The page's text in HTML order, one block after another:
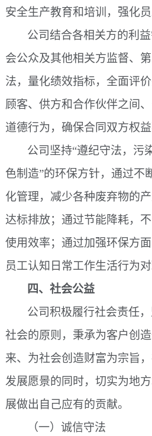
安全生产教育和培训，强化员
公司结合各相关方的利
会公众及其他相关方监督、
法，量化绩效指标，全面评
顾客、供方和合作伙伴之间
道德行为，确保合同双方权益
公司坚持“遵纪守法，污
色制造”的环保方针，通过不
化管理，减少各种废弃物的
达标排放；通过节能降耗，
使用效率；通过加强环保方
员工认知日常工作生活行为对
四、社会公益
公司积极履行社会责任
社会的原则，秉承为客户创
来、为社会创造财富为宗旨
发展愿景的同时，切实为地
展做出自己应有的贡献。
（一）诚信守法